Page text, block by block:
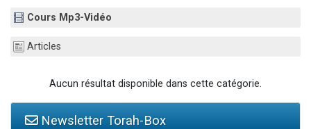
Cours Mp3-Vidéo
Articles
Aucun résultat disponible dans cette catégorie.
Newsletter Torah-Box